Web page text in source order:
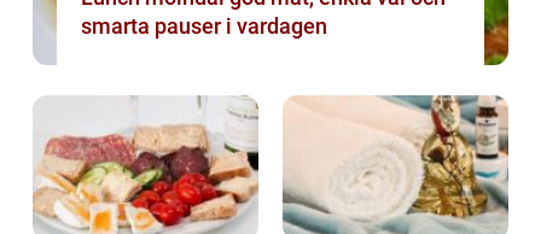
smarta pauser i vardagen